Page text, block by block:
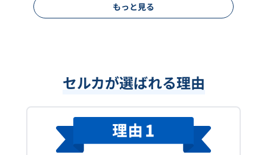
もっと見る
セルカが選ばれる理由